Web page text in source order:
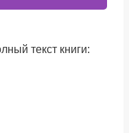
текст книги: